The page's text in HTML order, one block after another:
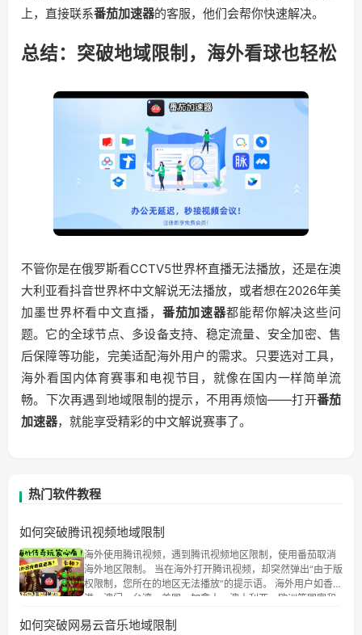
上，直接联系番茄加速器的客服，他们会帮你快速解决。
总结：突破地域限制，海外看球也轻松
不管你是在俄罗斯看CCTV5世界杯直播无法播放，还是在澳
大利亚看抖音世界杯中文解说无法播放，或者想在2026年美
加墨世界杯看中文直播， 番茄加速器都能帮你解决这些问
题。它的全球节点、多设备支持、稳定流量、安全加密、售
后保障等功能，完美适配海外用户的需求。只要选对工具，
海外看国内体育赛事和电视节目，就像在国内一样简单流
畅。下次再遇到地域限制的提示，不用再烦恼——打开番茄
加速器，就能享受精彩的中文解说赛事了。
热门软件教程
如何突破腾讯视频地域限制
海外使用腾讯视频，遇到腾讯视频地区限制，使用番茄取消
海外地区限制。 当在海外打开腾讯视频，却突然弹出“由于版
权限制，您所在的地区无法播放”的提示语。 海外用户如香
港、澳门、台湾、美国、加拿大、澳大利亚、欧洲等国家和
权限制问题，且仅能在中国大陆地区播放。 遇到这个问题的
如何突破网易云音乐地域限制